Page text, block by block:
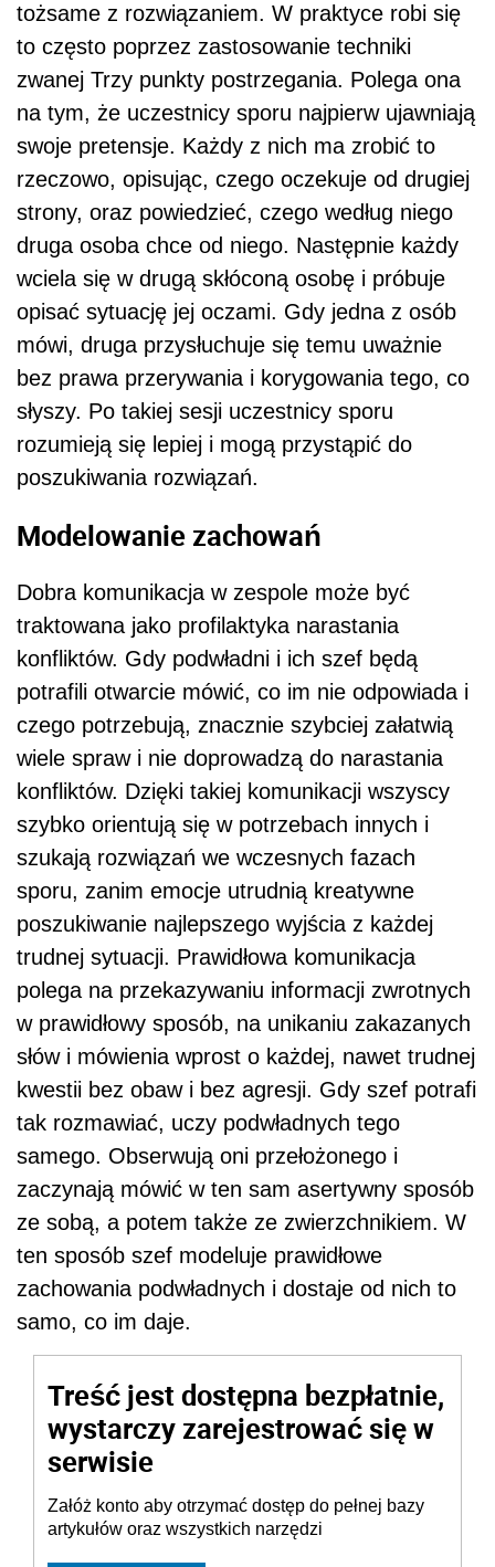
tożsame z rozwiązaniem. W praktyce robi się
to często poprzez zastosowanie techniki
zwanej Trzy punkty postrzegania. Polega ona
na tym, że uczestnicy sporu najpierw ujawniają
swoje pretensje. Każdy z nich ma zrobić to
rzeczowo, opisując, czego oczekuje od drugiej
strony, oraz powiedzieć, czego według niego
druga osoba chce od niego. Następnie każdy
wciela się w drugą skłóconą osobę i próbuje
opisać sytuację jej oczami. Gdy jedna z osób
mówi, druga przysłuchuje się temu uważnie
bez prawa przerywania i korygowania tego, co
słyszy. Po takiej sesji uczestnicy sporu
rozumieją się lepiej i mogą przystąpić do
poszukiwania rozwiązań.
Modelowanie zachowań
Dobra komunikacja w zespole może być
traktowana jako profilaktyka narastania
konfliktów. Gdy podwładni i ich szef będą
potrafili otwarcie mówić, co im nie odpowiada i
czego potrzebują, znacznie szybciej załatwią
wiele spraw i nie doprowadzą do narastania
konfliktów. Dzięki takiej komunikacji wszyscy
szybko orientują się w potrzebach innych i
szukają rozwiązań we wczesnych fazach
sporu, zanim emocje utrudnią kreatywne
poszukiwanie najlepszego wyjścia z każdej
trudnej sytuacji. Prawidłowa komunikacja
polega na przekazywaniu informacji zwrotnych
w prawidłowy sposób, na unikaniu zakazanych
słów i mówienia wprost o każdej, nawet trudnej
kwestii bez obaw i bez agresji. Gdy szef potrafi
tak rozmawiać, uczy podwładnych tego
samego. Obserwują oni przełożonego i
zaczynają mówić w ten sam asertywny sposób
ze sobą, a potem także ze zwierzchnikiem. W
ten sposób szef modeluje prawidłowe
zachowania podwładnych i dostaje od nich to
samo, co im daje.
Treść jest dostępna bezpłatnie,
wystarczy zarejestrować się w
serwisie
Załóż konto aby otrzymać dostęp do pełnej bazy
artykułów oraz wszystkich narzędzi